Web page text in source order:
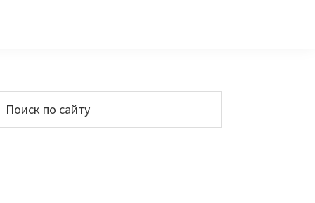
Основной